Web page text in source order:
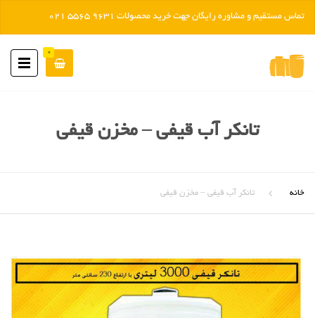
0
تانکر آب قیفی – مخزن قیفی
خانه تانکر آب قیفی – مخزن قیفی
تماس مستقیم و مشاوره رایگان جهت خرید محصولات 9631 5565 021